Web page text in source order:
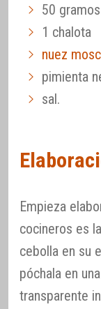
50
1 chalota
nuez
pimienta
sal.
Empieza
cocineros es
cebolla en su
póchala en
transparente